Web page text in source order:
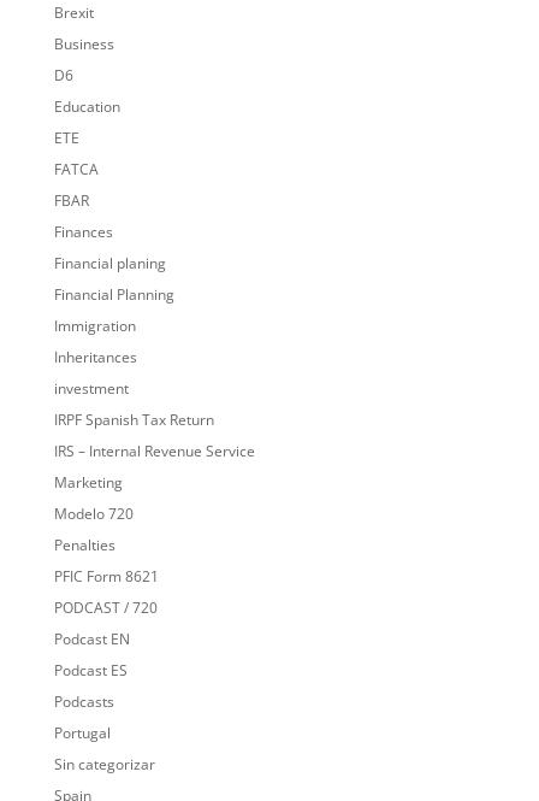
Brexit
Business
D6
Education
ETE
FATCA
FBAR
Finances
Financial planing
Financial Planning
Immigration
Inheritances
investment
IRPF Spanish Tax Return
IRS – Internal Revenue Service
Marketing
Modelo 720
Penalties
PFIC Form 8621
PODCAST / 720
Podcast EN
Podcast ES
Podcasts
Portugal
Sin categorizar
Spain